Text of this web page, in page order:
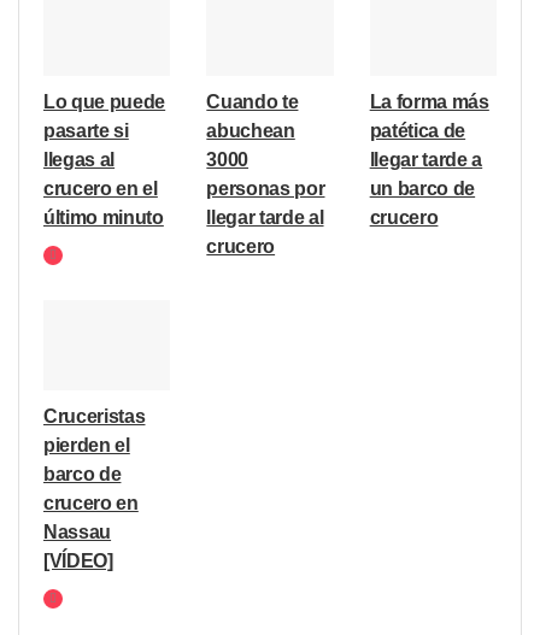
Lo que puede
pasarte si
llegas al
crucero en el
último minuto
Cuando te
abuchean
3000
personas por
llegar tarde al
crucero
La forma más
patética de
llegar tarde a
un barco de
crucero
Cruceristas
pierden el
barco de
crucero en
Nassau
[VÍDEO]